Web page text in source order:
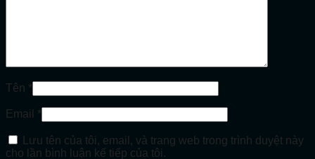
Tên *
Email *
Lưu tên của tôi, email, và trang web trong trình duyệt này
cho lần bình luận kế tiếp của tôi.